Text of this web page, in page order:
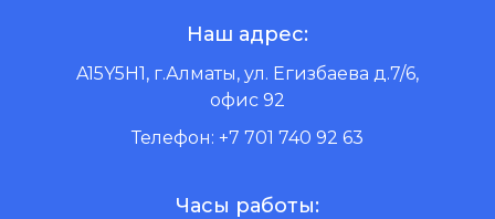
Наш адрес:
A15Y5H1, г.Алматы, ул. Егизбаева д.7/6,
офис 92
Телефон: +7 701 740 92 63
Часы работы: